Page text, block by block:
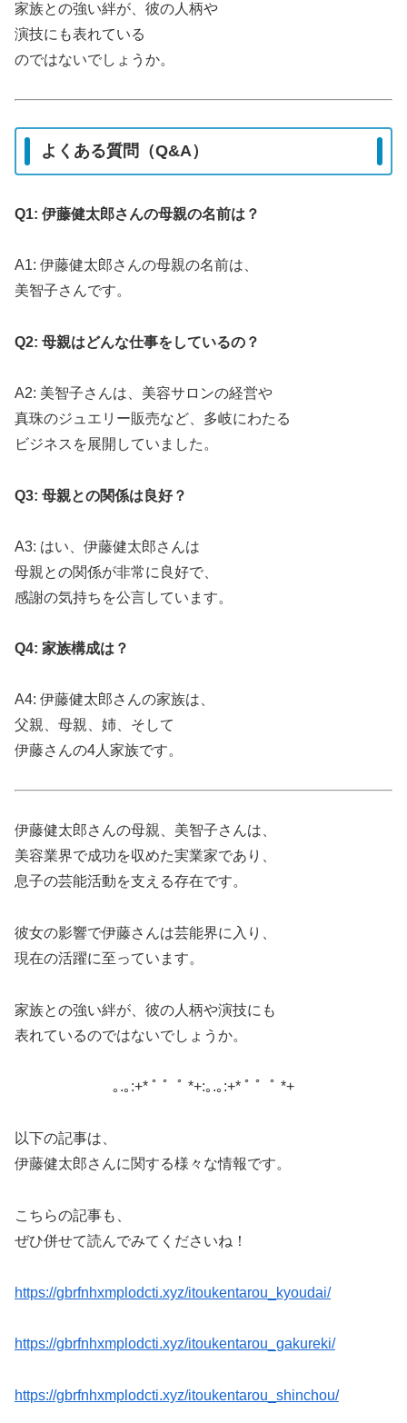
家族との強い絆が、彼の人柄や
演技にも表れている
のではないでしょうか。
よくある質問（Q&A）
Q1: 伊藤健太郎さんの母親の名前は？
A1: 伊藤健太郎さんの母親の名前は、
美智子さんです。
Q2: 母親はどんな仕事をしているの？
A2: 美智子さんは、美容サロンの経営や
真珠のジュエリー販売など、多岐にわたる
ビジネスを展開していました。
Q3: 母親との関係は良好？
A3: はい、伊藤健太郎さんは
母親との関係が非常に良好で、
感謝の気持ちを公言しています。
Q4: 家族構成は？
A4: 伊藤健太郎さんの家族は、
父親、母親、姉、そして
伊藤さんの4人家族です。
伊藤健太郎さんの母親、美智子さんは、
美容業界で成功を収めた実業家であり、
息子の芸能活動を支える存在です。
彼女の影響で伊藤さんは芸能界に入り、
現在の活躍に至っています。
家族との強い絆が、彼の人柄や演技にも
表れているのではないでしょうか。
｡.｡:+* ﾟ ゜ﾟ *+:｡.｡:+* ﾟ ゜ﾟ *+
以下の記事は、
伊藤健太郎さんに関する様々な情報です。
こちらの記事も、
ぜひ併せて読んでみてくださいね！
https://gbrfnhxmplodcti.xyz/itoukentarou_kyoudai/
https://gbrfnhxmplodcti.xyz/itoukentarou_gakureki/
https://gbrfnhxmplodcti.xyz/itoukentarou_shinchou/